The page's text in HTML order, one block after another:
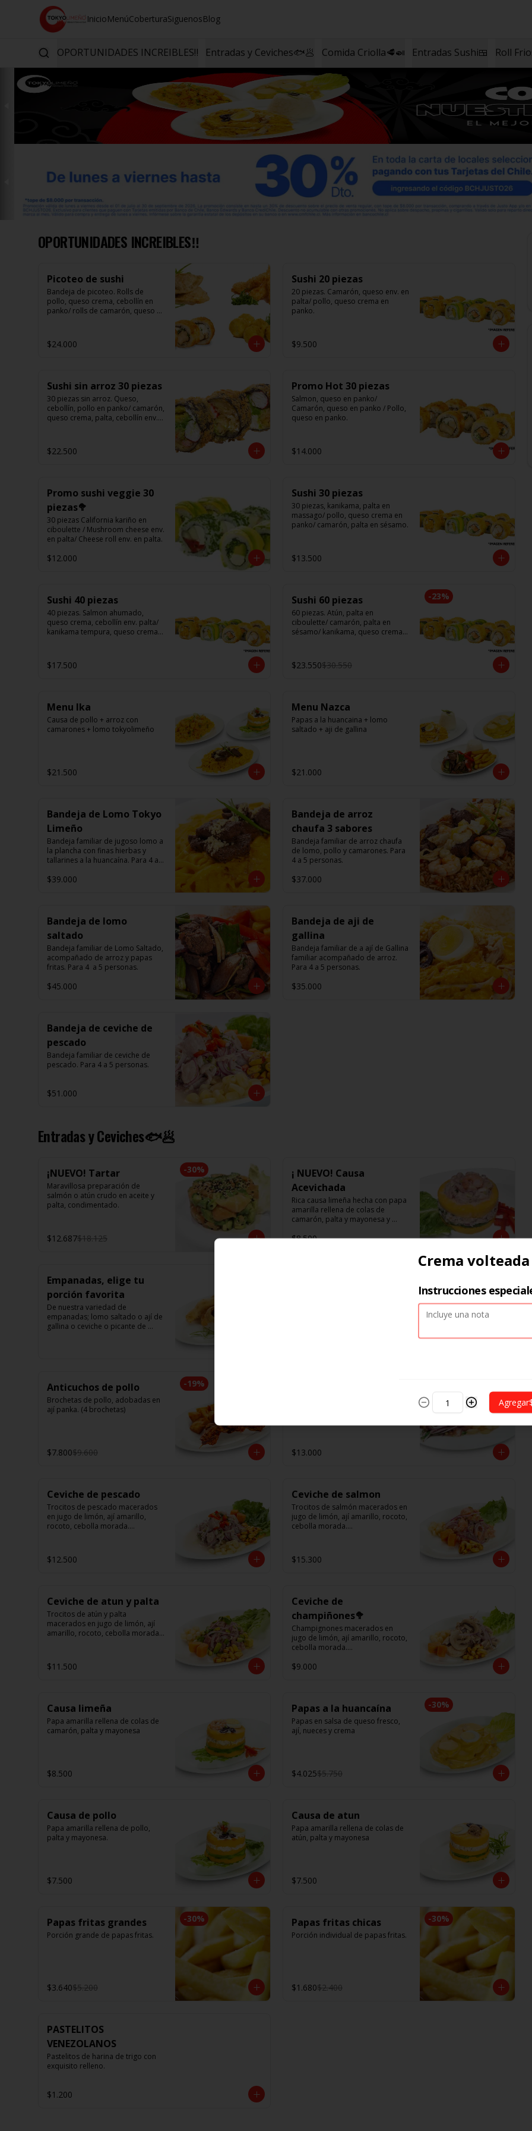
InicioMenúCoberturaSiguenosBlog
OPORTUNIDADES INCREIBLES‼️ Entradas y Ceviches🐟🥟 Comida Criolla🥩🍛 Entradas Sushi🍱 Roll
OPORTUNIDADES INCREIBLES‼️
Picoteo de sushi
Bandeja de picoteo. Rolls de
pollo, queso crema, cebollín en
panko/ rolls de camarón, queso
rellenas de camarón, queso
crema)/ gyosas mixtas.
$24.000
Sushi 20 piezas
20 piezas. Camarón, queso env. en
palta/ pollo, queso crema en
panko.
$9.500
Sushi sin arroz 30 piezas
30 piezas sin arroz. Queso,
cebollín, pollo en panko/ camarón,
queso crema, palta, cebollín env.
en panko.
$22.500
Promo Hot 30 piezas
Salmon, queso en panko/
Camarón, queso en panko / Pollo,
queso en panko.
$14.000
Promo sushi veggie 30
piezas🥦
30 piezas California kariño en
ciboulette / Mushroom cheese env.
en palta/ Cheese roll env. en palta.
$12.000
Sushi 30 piezas
30 piezas, kanikama, palta en
massago/ pollo, queso crema en
panko/ camarón, palta en sésamo.
$13.500
Sushi 40 piezas
40 piezas. Salmon ahumado,
queso crema, cebollín env. palta/
kanikama tempura, queso crema
queso crema, en panko.
$17.500
-23%
Sushi 60 piezas
60 piezas. Atún, palta en
ciboulette/ camarón, palta en
sésamo/ kanikama, queso crema,
queso crema, cebollín en panko/
camarón, queso crema, en panko.
$23.550$30.550
Menu Ika
Causa de pollo + arroz con
camarones + lomo tokyolimeño
$21.500
Menu Nazca
Papas a la huancaina + lomo
saltado + aji de gallina
$21.000
Bandeja de Lomo Tokyo
Limeño
Bandeja familiar de jugoso lomo a
la plancha con finas hierbas y
tallarines a la huancaína. Para 4 a 5
$39.000
Bandeja de arroz
chaufa 3 sabores
Bandeja familiar de arroz chaufa
de lomo, pollo y camarones. Para
4 a 5 personas.
$37.000
Bandeja de lomo
saltado
Bandeja familiar de Lomo Saltado,
acompañado de arroz y papas
fritas. Para 4  a 5 personas.
$45.000
Bandeja de aji de
gallina
Bandeja familiar de a ají de Gallina
familiar acompañado de arroz.
Para 4 a 5 personas.
$35.000
Bandeja de ceviche de
pescado
Bandeja familiar de ceviche de
pescado. Para 4 a 5 personas.
$51.000
Entradas y Ceviches🐟🥟
-30%
¡NUEVO! Tartar
Maravillosa preparación de
salmón o atún crudo en aceite y
palta, condimentado.
$12.687$18.125
¡ NUEVO! Causa
Acevichada
Rica causa limeña hecha con papa
amarilla rellena de colas de
camarón, palta y mayonesa y
$8.500
Empanadas, elige tu
porción favorita
De nuestra variedad de
empanadas; lomo saltado o ají de
gallina o ceviche o picante de
-19%
Anticuchos de pollo
Brochetas de pollo, adobadas en
ají panka. (4 brochetas)
$7.800$9.600
Acompañado de choclo peruano,
$13.000
Ceviche de pescado
Trocitos de pescado macerados
en jugo de limón, ají amarillo,
rocoto, cebolla morada.
$12.500
Ceviche de salmon
Trocitos de salmón macerados en
jugo de limón, ají amarillo, rocoto,
cebolla morada.
$15.300
Ceviche de atun y palta
Trocitos de atún y palta
macerados en jugo de limón, ají
amarillo, rocoto, cebolla morada.
$11.500
Ceviche de
champiñones🥦
Champignones macerados en
jugo de limón, ají amarillo, rocoto,
cebolla morada.
canchas y camote dulce.
$9.000
Causa limeña
Papa amarilla rellena de colas de
camarón, palta y mayonesa
$8.500
-30%
Papas a la huancaína
Papas en salsa de queso fresco,
ají, nueces y crema
$4.025$5.750
Causa de pollo
Papa amarilla rellena de pollo,
palta y mayonesa.
$7.500
Causa de atun
Papa amarilla rellena de colas de
atún, palta y mayonesa
$7.500
-30%
Papas fritas grandes
Porción grande de papas fritas.
$3.640$5.200
-30%
Papas fritas chicas
Porción individual de papas fritas.
$1.680$2.400
PASTELITOS
VENEZOLANOS
Pastelitos de harina de trigo con
exquisito relleno.
$1.200
Crema volteada
Instrucciones
Agregar